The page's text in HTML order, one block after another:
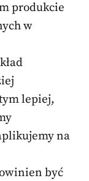
produkcie
w
lepiej,
na
być